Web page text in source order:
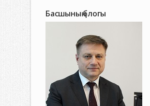
Басшының блогы